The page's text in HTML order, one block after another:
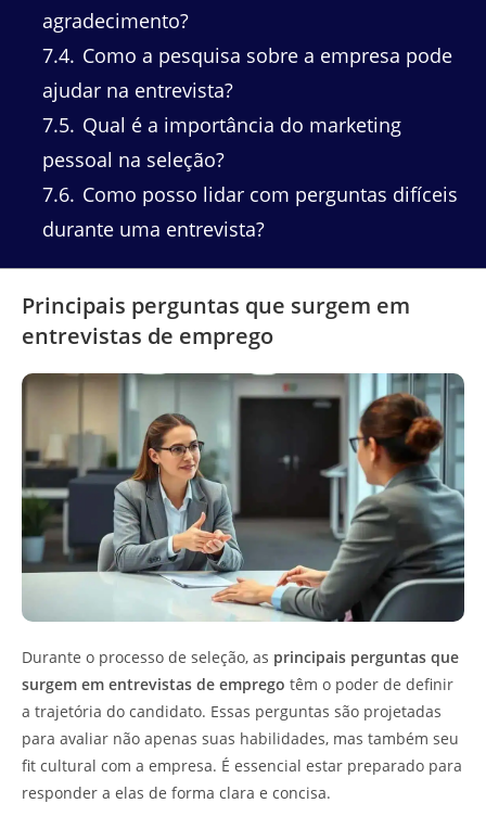
agradecimento?
7.4 Como a pesquisa sobre a empresa pode
ajudar na entrevista?
7.5 Qual é a importância do marketing
pessoal na seleção?
7.6 Como posso lidar com perguntas difíceis
durante uma entrevista?
Principais perguntas que surgem em
entrevistas de emprego
Durante o processo de seleção, as principais perguntas que
surgem em entrevistas de emprego têm o poder de definir
a trajetória do candidato. Essas perguntas são projetadas
para avaliar não apenas suas habilidades, mas também seu
fit cultural com a empresa. É essencial estar preparado para
responder a elas de forma clara e concisa.